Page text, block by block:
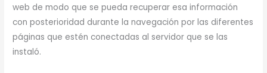
web de modo que se pueda recuperar esa información
con posterioridad durante la navegación por las diferentes
páginas que estén conectadas al servidor que se las
instaló.